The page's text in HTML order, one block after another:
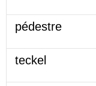
pédestre
teckel